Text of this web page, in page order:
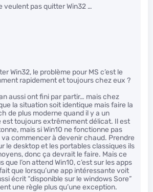
veulent pas quitter Win32 …
Win32, le problème pour MS c’est le
rapidement et toujours chez eux ?
aussi ont fini par partir… mais chez
la situation soit identique mais faire la
de plus moderne quand il y a un
est toujours extrêmement délicat. Il est
mais si Win10 ne fonctionne pas
commencer à devenir chaud. Prendre
le desktop et les portables classiques ils
donc ça devrait le faire. Mais ce
que l’on attend Win10, c’est sur les apps
que lorsqu’une app intéressante voit
écrit “disponible sur le windows Sore”
une règle plus qu’une exception.